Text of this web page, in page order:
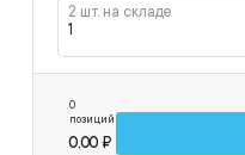
2 шт. на складе
1
0
позиций
0,00 ₽